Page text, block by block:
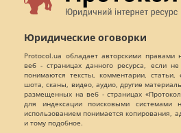
Юридические оговорки
Protocol.ua обладает авторскими
веб - страницах данного ресурса, если
понимаются тексты, комментарии,
шота, сканы, видео, аудио, другие
размещенных на веб - страницах
для индексации поисковыми системами
использованием понимается копирования,
и тому подобное.